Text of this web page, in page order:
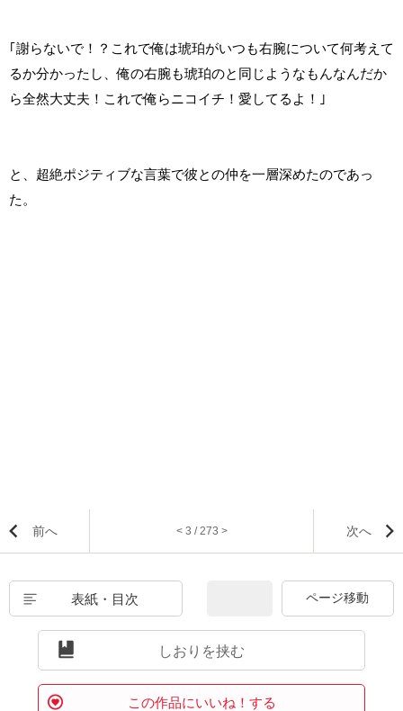
｢謝らないで！？これで俺は琥珀がいつも右腕について何考えて
るか分かったし、俺の右腕も琥珀のと同じようなもんなんだか
ら全然大丈夫！これで俺らニコイチ！愛してるよ！｣
と、超絶ポジティブな言葉で彼との仲を一層深めたのであっ
た。
前へ < 3 / 273 > 次へ
表紙・目次
しおりを挟む
この作品にいいね！する